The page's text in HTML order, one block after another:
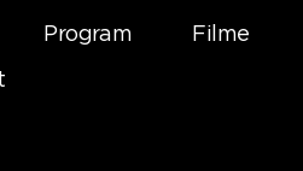
Program Filme